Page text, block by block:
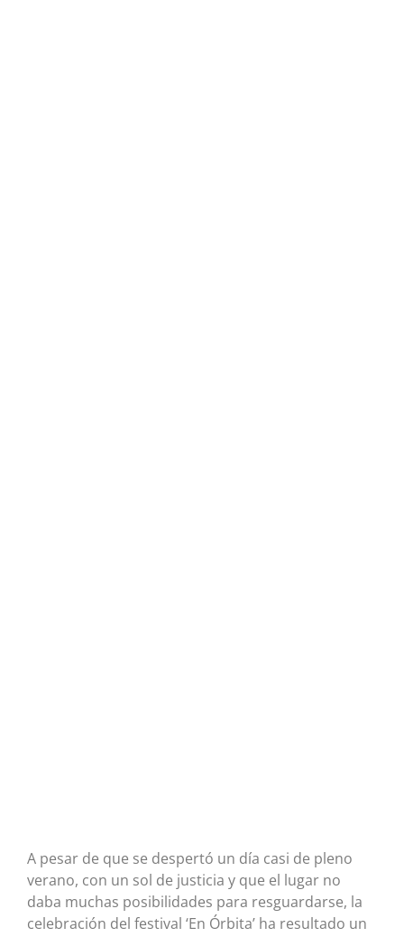
A pesar de que se despertó un día casi de pleno
verano, con un sol de justicia y que el lugar no
daba muchas posibilidades para resguardarse, la
celebración del festival ‘En Órbita’ ha resultado un